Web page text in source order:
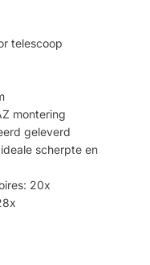
telescoop
montering
geleverd
scherpte en
20x